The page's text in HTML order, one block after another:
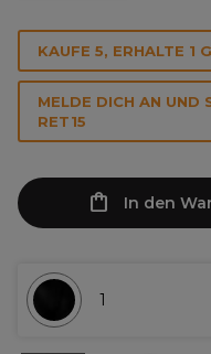
KAUFE 5, ERHALTE 1
MELDE DICH AN UND
RET15
In den
1